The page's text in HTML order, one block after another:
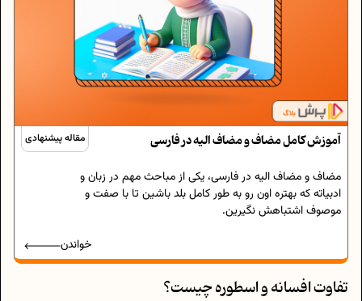
مقاله پیشنهادی آموزش کامل مضاف و مضاف الیه در فارسی
مضاف و مضاف الیه در فارسی، یکی از مباحث مهم در زبان و
ادبیاته که بهتره اون رو به طور کامل بلد باشین تا با صفت و
موصوف اشتباهش نگیرین.
خواندن
تفاوت افسانه و اسطوره چیست؟